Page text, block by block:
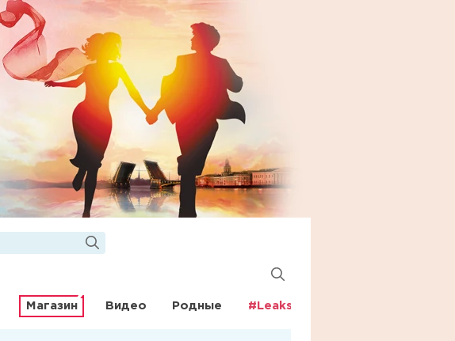
Магазин Видео Родные #Leaks